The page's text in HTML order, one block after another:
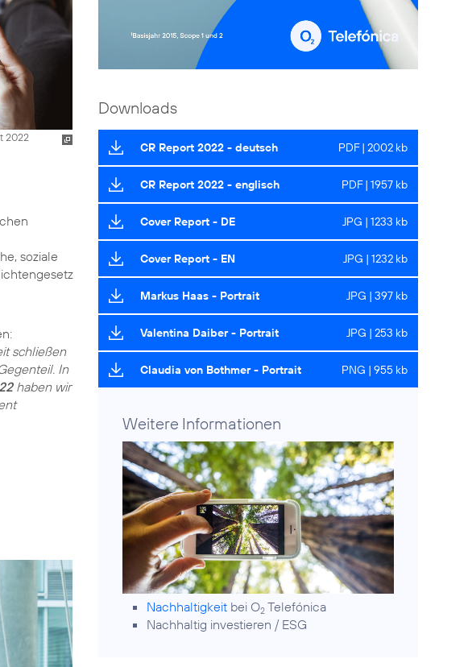
2022
soziale
schließen
In
haben wir
Downloads
CR Report 2022 - deutsch PDF | 2002 kb
CR Report 2022 - englisch PDF | 1957 kb
Cover Report - DE JPG | 1233 kb
Cover Report - EN JPG | 1232 kb
Markus Haas - Portrait JPG | 397 kb
Valentina Daiber - Portrait JPG | 253 kb
Claudia von Bothmer - Portrait PNG | 955 kb
Weitere Informationen
Nachhaltigkeit bei O2 Telefónica
Nachhaltig investieren / ESG